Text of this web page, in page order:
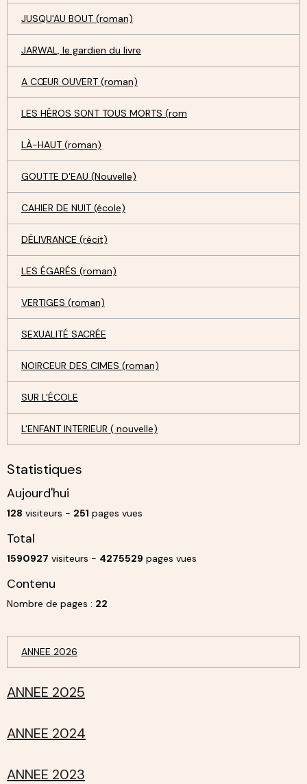
JUSQU'AU BOUT (roman)
JARWAL, le gardien du livre
A CŒUR OUVERT (roman)
LES HÉROS SONT TOUS MORTS (rom
LÀ-HAUT (roman)
GOUTTE D'EAU (Nouvelle)
CAHIER DE NUIT (école)
DÉLIVRANCE (récit)
LES ÉGARÉS (roman)
VERTIGES (roman)
SEXUALITÉ SACRÉE
NOIRCEUR DES CIMES (roman)
SUR L'ÉCOLE
L'ENFANT INTERIEUR ( nouvelle)
Statistiques
Aujourd'hui
128 visiteurs - 251 pages vues
Total
1590927 visiteurs - 4275529 pages vues
Contenu
Nombre de pages : 22
ANNEE 2026
ANNEE 2025
ANNEE 2024
ANNEE 2023